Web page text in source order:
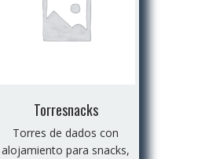
Torresnacks
Torres de dados con
alojamiento para snacks,